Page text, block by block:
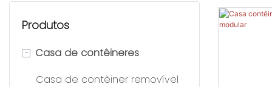
Produtos
-
Casa de contêineres
Casa de contêiner removível